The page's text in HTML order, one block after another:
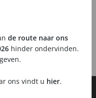
de route naar ons
hinder ondervinden.
ons vindt u hier.